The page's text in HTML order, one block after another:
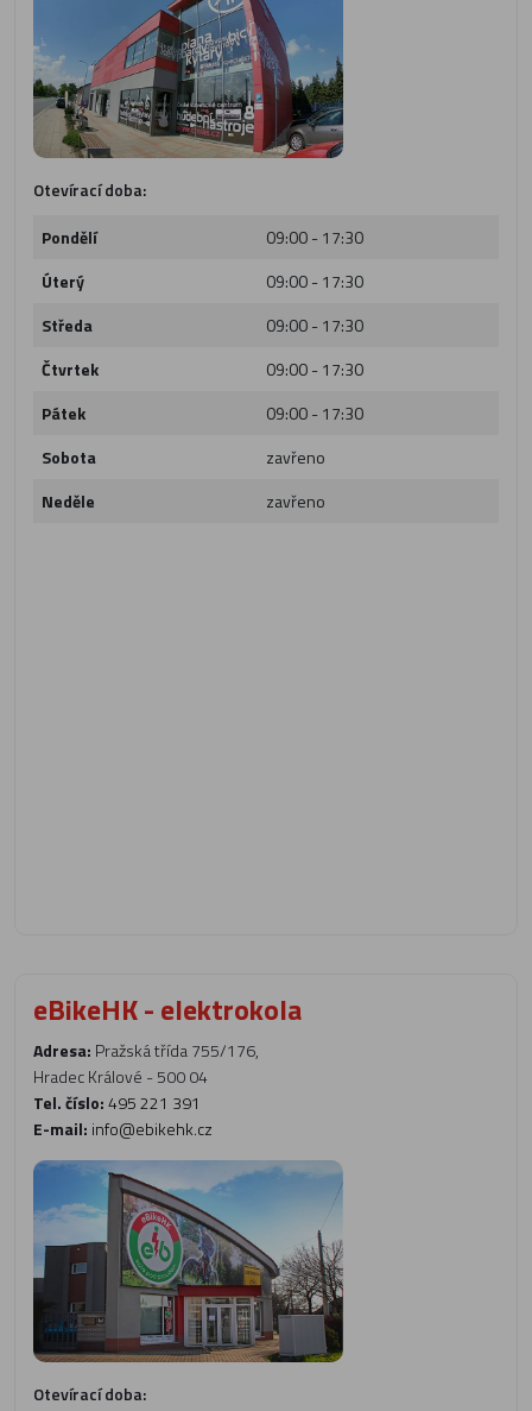
Otevírací doba:
Pondělí
09:00 - 17:30
Úterý
09:00 - 17:30
Středa
09:00 - 17:30
Čtvrtek
09:00 - 17:30
Pátek
09:00 - 17:30
Sobota
zavřeno
Neděle
zavřeno
eBikeHK - elektrokola
Adresa: Pražská třída 755/176,
Hradec Králové - 500 04
Tel. číslo:495 221 391
E-mail: info@ebikehk.cz
Otevírací doba: